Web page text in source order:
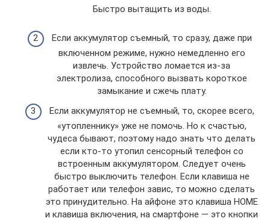
Быстро вытащить из воды.
Если аккумулятор съемный, то сразу, даже при
включенном режиме, нужно немедленно его
извлечь. Устройство ломается из-за
электролиза, способного вызвать короткое
замыкание и сжечь плату.
Если аккумулятор не съемный, то, скорее всего,
«утопленнику» уже не помочь. Но к счастью,
чудеса бывают, поэтому надо знать что делать
если кто-то утопил сенсорный телефон со
встроенным аккумулятором. Следует очень
быстро выключить телефон. Если клавиша не
работает или телефон завис, то можно сделать
это принудительно. На айфоне это клавиша HOME
и клавиша включения, на смартфоне — это кнопки